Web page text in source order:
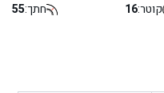
קוטר:16 חתך:55